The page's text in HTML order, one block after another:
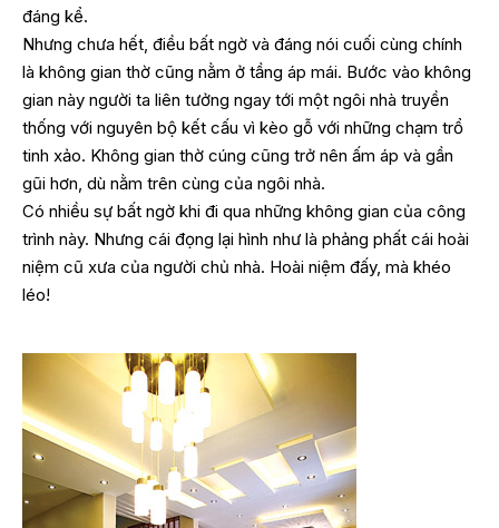
đáng kể.
Nhưng chưa hết, điều bất ngờ và đáng nói cuối cùng chính
là không gian thờ cũng nằm ở tầng áp mái. Bước vào không
gian này người ta liên tưởng ngay tới một ngôi nhà truyền
thống với nguyên bộ kết cấu vì kèo gỗ với những chạm trổ
tinh xảo. Không gian thờ cúng cũng trở nên ấm áp và gần
gũi hơn, dù nằm trên cùng của ngôi nhà.
Có nhiều sự bất ngờ khi đi qua những không gian của công
trình này. Nhưng cái đọng lại hình như là phảng phất cái hoài
niệm cũ xưa của người chủ nhà. Hoài niệm đấy, mà khéo
léo!